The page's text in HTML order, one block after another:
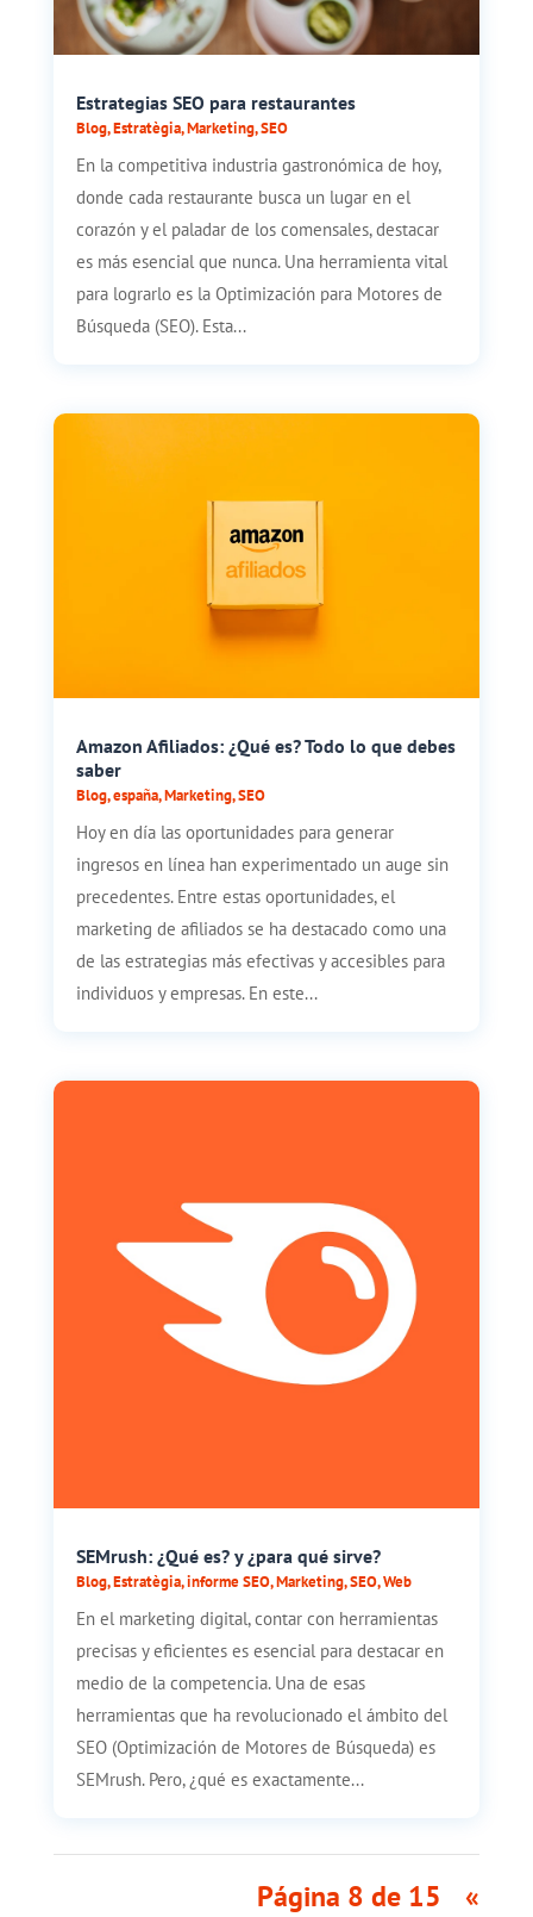
Estrategias SEO para restaurantes
Blog,Estratègia,Marketing,SEO
En la competitiva industria gastronómica de hoy,
donde cada restaurante busca un lugar en el
corazón y el paladar de los comensales, destacar
es más esencial que nunca. Una herramienta vital
para lograrlo es la Optimización para Motores de
Búsqueda (SEO). Esta...
Amazon Afiliados: ¿Qué es? Todo lo que debes
saber
Blog,españa,Marketing,SEO
Hoy en día las oportunidades para generar
ingresos en línea han experimentado un auge sin
precedentes. Entre estas oportunidades, el
marketing de afiliados se ha destacado como una
de las estrategias más efectivas y accesibles para
individuos y empresas. En este...
SEMrush: ¿Qué es? y ¿para qué sirve?
Blog,Estratègia,informe SEO,Marketing,SEO,Web
En el marketing digital, contar con herramientas
precisas y eficientes es esencial para destacar en
medio de la competencia. Una de esas
herramientas que ha revolucionado el ámbito del
SEO (Optimización de Motores de Búsqueda) es
SEMrush. Pero, ¿qué es exactamente...
Página 8 de 15
«